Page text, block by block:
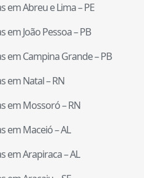
emAbreu e Lima–PE
emJoão Pessoa–PB
emCampina Grande–PB
emNatal–RN
emMossoró–RN
emMaceió–AL
emArapiraca–AL